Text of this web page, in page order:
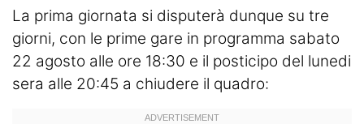
La prima giornata si disputerà dunque su tre
giorni, con le prime gare in programma sabato
22 agosto alle ore 18:30 e il posticipo del lunedi
sera alle 20:45 a chiudere il quadro: